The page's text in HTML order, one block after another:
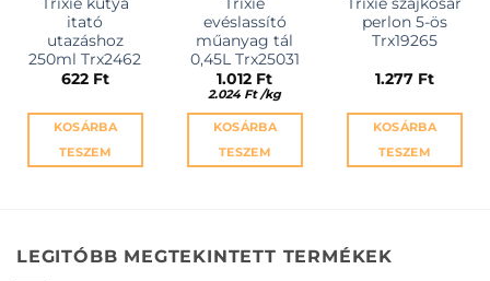
itató
utazáshoz
250ml Trx2462
622 Ft
KOSÁRBA
TESZEM
evéslassító
műanyag tál
0,45L Trx25031
1.012 Ft
2.024 Ft /kg
KOSÁRBA
TESZEM
perlon 5-ös
Trx19265
1.277 Ft
KOSÁRBA
TESZEM
LEGITÓBB MEGTEKINTETT TERMÉKEK